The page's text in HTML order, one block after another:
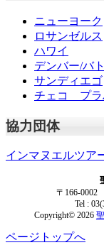
ニューヨーク
ロサンゼルス
ハワイ
デンバー/バ
サンディエゴ
チェコ プラ
協力団体
インマヌエルツア
〒166-0002
Tel :
Copyright© 2026
ページトップへ